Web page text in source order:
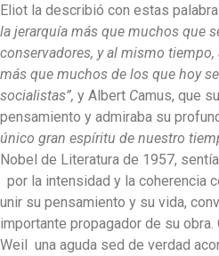
Eliot la describió con estas
la jerarquía más que muchos que
conservadores, y al mismo
más que muchos de los que hoy
socialistas”, y Albert Camus, que
pensamiento y admiraba su
único gran espíritu de nuestro
Nobel de Literatura de 1957,
por la intensidad y la coherencia
unir su pensamiento y su vida,
importante propagador de su
Weil una aguda sed de verdad